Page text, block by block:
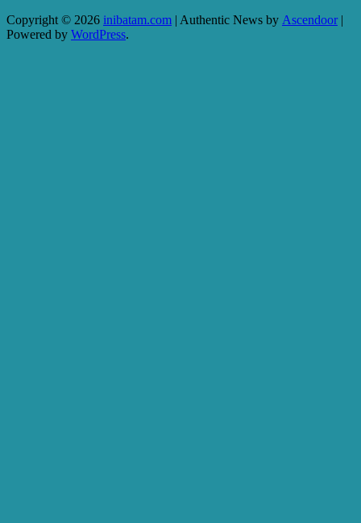
Copyright © 2026 inibatam.com | Authentic News by Ascendoor|
Powered by WordPress.